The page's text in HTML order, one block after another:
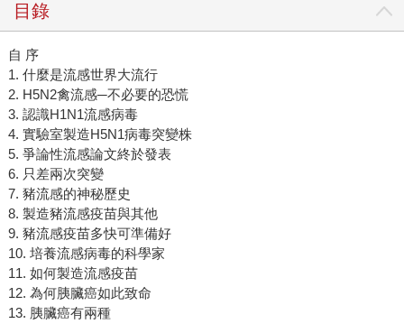
目錄
自 序
1. 什麼是流感世界大流行
2. H5N2禽流感─不必要的恐慌
3. 認識H1N1流感病毒
4. 實驗室製造H5N1病毒突變株
5. 爭論性流感論文終於發表
6. 只差兩次突變
7. 豬流感的神秘歷史
8. 製造豬流感疫苗與其他
9. 豬流感疫苗多快可準備好
10. 培養流感病毒的科學家
11. 如何製造流感疫苗
12. 為何胰臟癌如此致命
13. 胰臟癌有兩種